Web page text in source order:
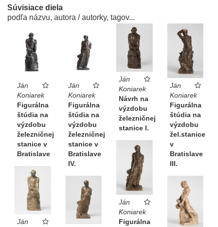
Súvisiace diela
podľa názvu, autora / autorky, tagov...
Ján
Koniarek
Figurálna
štúdia na
výzdobu
železničnej
stanice v
Bratislave
Ján
Koniarek
Figurálna
štúdia na
výzdobu
železničnej
stanice v
Bratislave
IV.
Ján
Koniarek
Návrh na
výzdobu
železničnej
stanice I.
Ján
Koniarek
Figurálna
štúdia na
výzdobu
žel.stanice
v
Bratislave
III.
Ján
Koniarek
Figurálna
Ján